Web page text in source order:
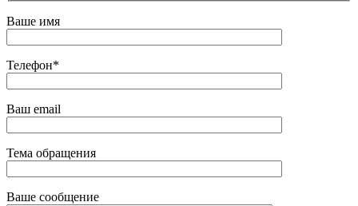
Ваше имя
Телефон*
Ваш email
Тема обращения
Ваше сообщение